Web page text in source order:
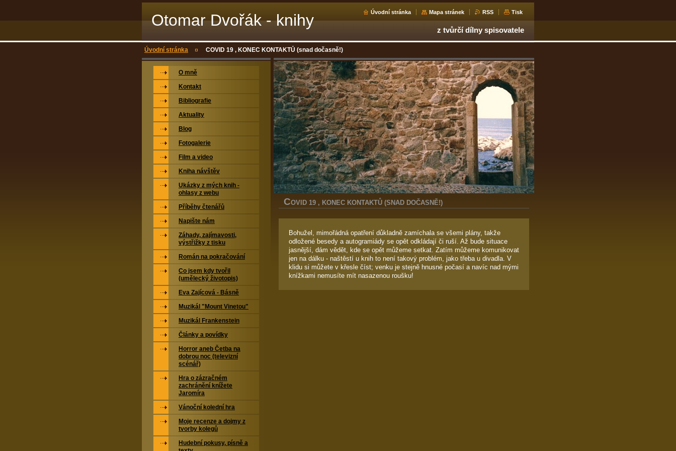
Otomar Dvořák - knihy Úvodní stránka Mapa stránek RSS Tisk
z tvůrčí dílny spisovatele
Úvodní stránka COVID 19 , KONEC KONTAKTŮ (snad dočasně!)
COVID 19 , KONEC KONTAKTŮ (SNAD DOČASNĚ!)
Bohužel, mimořádná opatření důkladně zamíchala se všemi plány, takže
odložené besedy a autogramiády se opět odkládají či ruší. Až bude situace
jasnější, dám vědět, kde se opět můžeme setkat. Zatím můžeme komunikovat
jen na dálku - naštěstí u knih to není takový problém, jako třeba u divadla. V
klidu si můžete v křesle číst; venku je stejně hnusné počasí a navíc nad mými
knížkami nemusíte mít nasazenou roušku!
O mně
Kontakt
Bibliografie
Aktuality
Blog
Fotogalerie
Film a video
Kniha návštěv
Ukázky z mých knih -
ohlasy z webu
Příběhy čtenářů
Napište nám
Záhady, zajímavosti,
výstřižky z tisku
Román na pokračování
Co jsem kdy tvořil
(umělecký životopis)
Eva Zajícová - Básně
Muzikál "Mount Vinetou"
Muzikál Frankenstein
Články a povídky
Horror aneb Četba na
dobrou noc (televizní
scénář)
Hra o zázračném
zachránění knížete
Jaromíra
Vánoční kolední hra
Moje recenze a dojmy z
tvorby kolegů
Hudební pokusy, písně a